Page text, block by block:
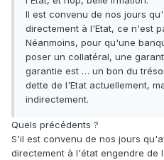
Il est convenu de nos jours
directement à l'Etat, ce n'est
Néanmoins, pour qu'une
poser un collatéral, une
garantie est … un bon du
dette de l'Etat actuellement,
indirectement.
Quels précédents ?
S'il est convenu de nos jours
directement à l'état engendre de